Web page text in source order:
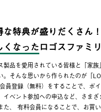
な特典が盛りだくさん！
くなったロゴスファミ
製品を愛用されている皆様と「家
。そんな思いから作られたのが「
員登録（無料）をすることで、ポ
イベント参加への申込など、さま
た、 有料会員になることで、お買